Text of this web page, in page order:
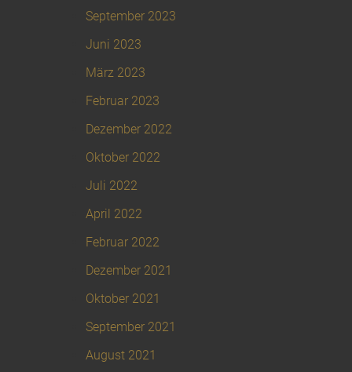
September 2023
Juni 2023
März 2023
Februar 2023
Dezember 2022
Oktober 2022
Juli 2022
April 2022
Februar 2022
Dezember 2021
Oktober 2021
September 2021
August 2021